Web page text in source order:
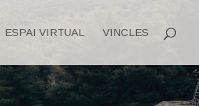
ESPAI VIRTUAL VINCLES